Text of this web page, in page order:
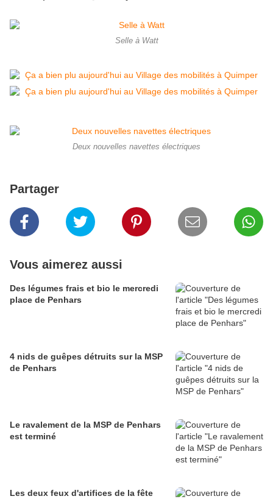
Selle à Watt
Deux nouvelles navettes électriques
Partager
Vous aimerez aussi
Des légumes frais et bio le mercredi
place de Penhars
4 nids de guêpes détruits sur la MSP
de Penhars
Le ravalement de la MSP de Penhars
est terminé
Les deux feux d'artifices de la fête